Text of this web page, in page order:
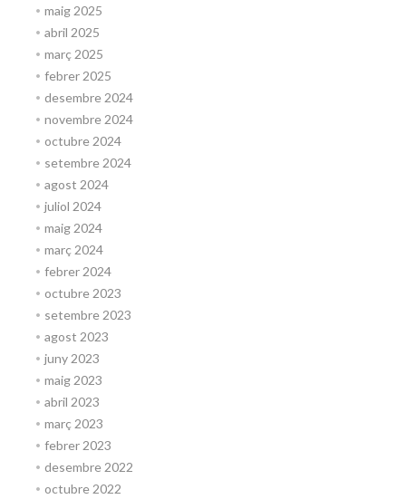
maig 2025
abril 2025
març 2025
febrer 2025
desembre 2024
novembre 2024
octubre 2024
setembre 2024
agost 2024
juliol 2024
maig 2024
març 2024
febrer 2024
octubre 2023
setembre 2023
agost 2023
juny 2023
maig 2023
abril 2023
març 2023
febrer 2023
desembre 2022
octubre 2022